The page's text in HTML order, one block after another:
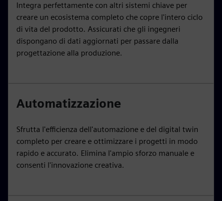
Integra perfettamente con altri sistemi chiave per
creare un ecosistema completo che copre l'intero ciclo
di vita del prodotto. Assicurati che gli ingegneri
dispongano di dati aggiornati per passare dalla
progettazione alla produzione.
Automatizzazione
Sfrutta l'efficienza dell'automazione e del digital twin
completo per creare e ottimizzare i progetti in modo
rapido e accurato. Elimina l'ampio sforzo manuale e
consenti l'innovazione creativa.